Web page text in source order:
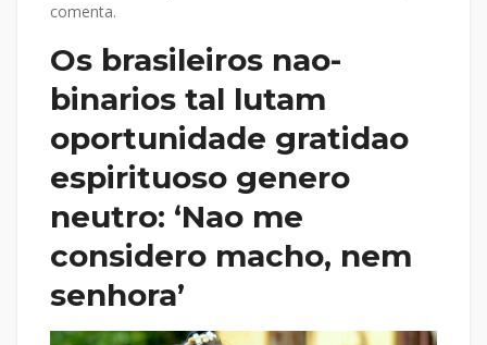
comenta.
Os brasileiros nao-
binarios tal lutam
oportunidade gratidao
espirituoso genero
neutro: ‘Nao me
considero macho, nem
senhora’